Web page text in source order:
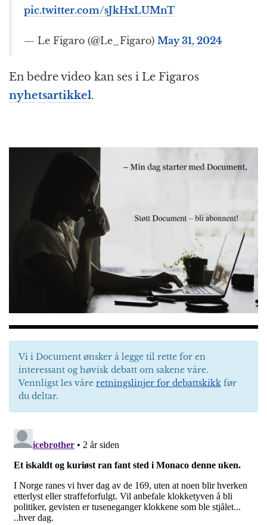
pic.twitter.com/sJkHxLUMnT
— Le Figaro (@Le_Figaro) May 31, 2024
En bedre video kan ses i Le Figaros
nyhetsartikkel.
Vi i Document ønsker å legge til rette for en
interessant og høvisk debatt om sakene våre.
Vennligst les våre retningslinjer for debattskikk før
du deltar.